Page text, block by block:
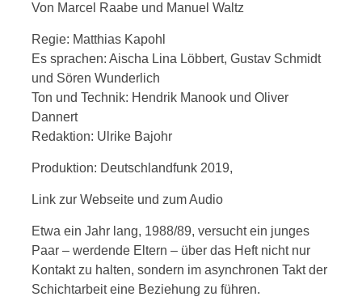
Von Marcel Raabe und Manuel Waltz
Regie: Matthias Kapohl
Es sprachen: Aischa Lina Löbbert, Gustav Schmidt
und Sören Wunderlich
Ton und Technik: Hendrik Manook und Oliver
Dannert
Redaktion: Ulrike Bajohr
Produktion: Deutschlandfunk 2019,
Link zur Webseite und zum Audio
Etwa ein Jahr lang, 1988/89, versucht ein junges
Paar – werdende Eltern – über das Heft nicht nur
Kontakt zu halten, sondern im asynchronen Takt der
Schichtarbeit eine Beziehung zu führen.